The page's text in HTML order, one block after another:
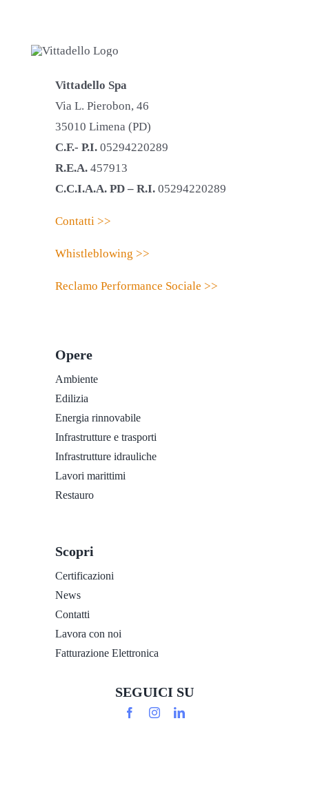
Vittadello Spa
Via L. Pierobon, 46
35010 Limena (PD)
C.F.- P.I. 05294220289
R.E.A. 457913
C.C.I.A.A. PD – R.I. 05294220289
Contatti >>
Whistleblowing >>
Reclamo Performance Sociale >>
Opere
Ambiente
Edilizia
Energia rinnovabile
Infrastrutture e trasporti
Infrastrutture idrauliche
Lavori marittimi
Restauro
Scopri
Certificazioni
News
Contatti
Lavora con noi
Fatturazione Elettronica
SEGUICI SU